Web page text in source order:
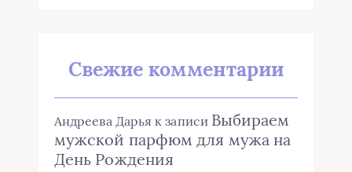
Свежие комментарии
Андреева Дарья к записи Выбираем
мужской парфюм для мужа на
День Рождения